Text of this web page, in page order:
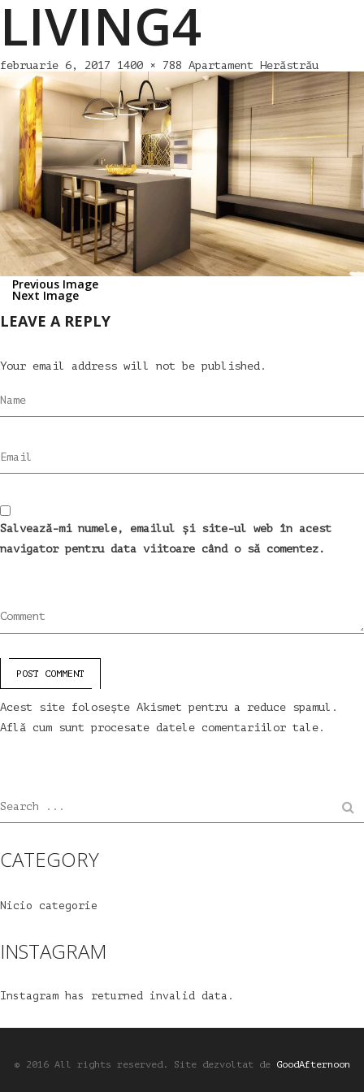
LIVING4
februarie 6, 2017 1400 × 788 Apartament Herăstrău
Previous Image
Next Image
LEAVE A REPLY
Your email address will not be published.
Name
Email
Salvează-mi numele, emailul și site-ul web în acest
navigator pentru data viitoare când o să comentez.
Comment
POST COMMENT
Acest site folosește Akismet pentru a reduce spamul.
Află cum sunt procesate datele comentariilor tale .
Search ...
CATEGORY
Nicio categorie
INSTAGRAM
Instagram has returned invalid data.
© 2016 All rights reserved. Site dezvoltat de GoodAfternoon